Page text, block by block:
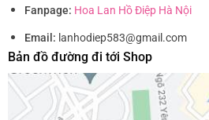
Fanpage: Hoa Lan Hồ Điệp Hà Nội
Email: lanhodiep583@gmail.com
Bản đồ đường đi tới Shop